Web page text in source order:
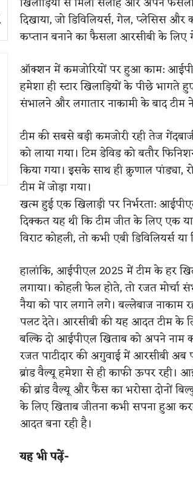
दिखाया, जो डिविलियर्स, गेल, प्लेसिस
कप्तान बनाने का फैसला आरसीबी के
ऑक्शन में कमजोरियों पर हुआ काम:
हमेशा ही स्टार खिलाड़ियों के पीछे भागते
संभालने और लगातार नाकामी के बाद टीम
टीम की सबसे बड़ी कमजोरी रही तेज
को लाया गया। टिम डेविड को बतौर
किया गया। इसके साथ ही क्रुणाल
टीम में जोड़ा गया।
खत्म हुई एक खिलाड़ी पर निर्भरता:
दिक्कत यह थी कि टीम जीत के लिए एक या
विराट कोहली, तो कभी एबी डिविलियर्स
हालांकि, आईपीएल 2025 में टीम के हर
लगाया। कोहली फेल होते, तो रजत
नैया को पार लगाने लगे। बल्लेबाज नाकाम
पलट देते। आरसीबी की यह आदत टीम के
बल्कि दो आईपीएल खिताब को अपने नाम
रजत पाटीदार की अगुवाई में आरसीबी
ब्रांड वैल्यू हमेशा से ही काफी ऊपर
की ब्रांड वैल्यू और फैंस का भरोसा दोनों
के लिए खिताब जीतना कभी सपना हुआ
आदत बना रही है।
यह भी पढ़ें-